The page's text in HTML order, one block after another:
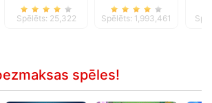
Spēlēts: 25,322 Spēlēts: 1,993,461
spēles!